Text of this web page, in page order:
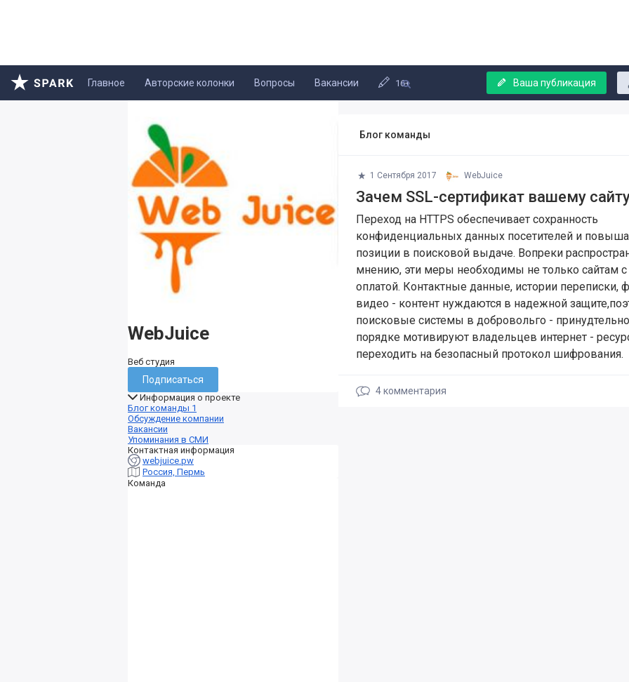
Главное Авторские колонки Вопросы Вакансии Ваша публикация
16+
WebJuice
Веб студия
Подписаться
Информация о проекте
Блог команды 1
Обсуждение компании
Вакансии
Упоминания в СМИ
Контактная информация
webjuice.pw
Россия, Пермь
Команда
Блог команды
1 Сентября 2017 WebJuice
Зачем SSL-сертификат вашему
Переход на HTTPS обеспечивает сохранность
конфиденциальных данных посетителей и
позиции в поисковой выдаче. Вопреки
мнению, эти меры необходимы не только сайтам с
оплатой. Контактные данные, истории переписки,
видео - контент нуждаются в надежной
поисковые системы в добровольго -
порядке мотивируют владельцев интернет -
переходить на безопасный протокол шифрования.
4комментария